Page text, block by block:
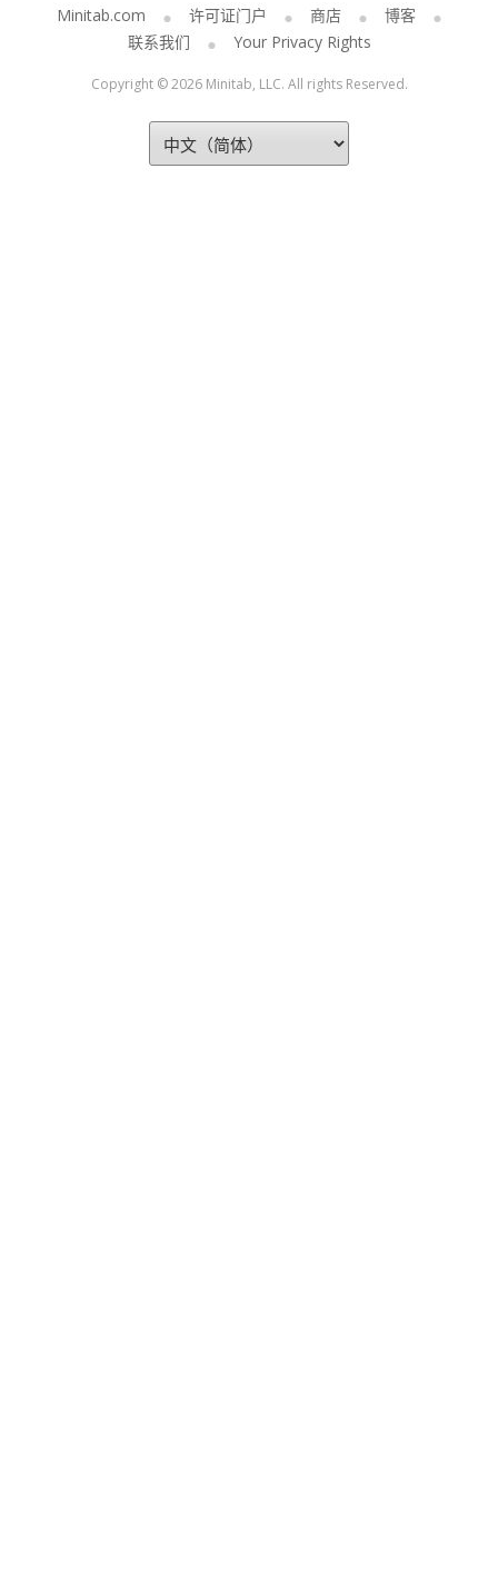
Minitab.com 许可证门户 商店
博客
联系我们
Your Privacy Rights
Copyright © 2026 Minitab, LLC. All rights Reserved.